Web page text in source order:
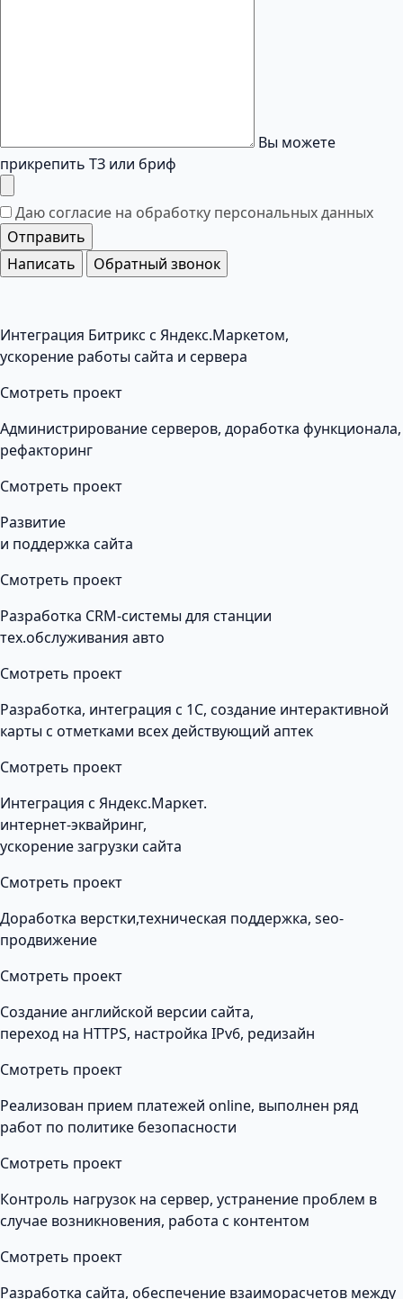
Вы можете
прикрепить ТЗ или бриф
Даю согласие на обработку персональных данных
Отправить
Написать
Обратный звонок
Интеграция Битрикс с Яндекс.Маркетом,
ускорение работы сайта и сервера
Смотреть проект
Администрирование серверов, доработка функционала,
рефакторинг
Смотреть проект
Развитие
и поддержка сайта
Смотреть проект
Разработка CRM-системы для станции
тех.обслуживания авто
Смотреть проект
Разработка, интеграция с 1С, создание интерактивной
карты с отметками всех действующий аптек
Смотреть проект
Интеграция с Яндекс.Маркет.
интернет-эквайринг,
ускорение загрузки сайта
Смотреть проект
Доработка верстки,техническая поддержка, seo-
продвижение
Смотреть проект
Создание английской версии сайта,
переход на HTTPS, настройка IPv6, редизайн
Смотреть проект
Реализован прием платежей online, выполнен ряд
работ по политике безопасности
Смотреть проект
Контроль нагрузок на сервер, устранение проблем в
случае возникновения, работа с контентом
Смотреть проект
Разработка сайта, обеспечение взаиморасчетов между